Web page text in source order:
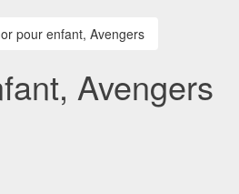
pour enfant, Avengers
Avengers